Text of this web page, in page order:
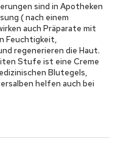
sind in Apotheken
( nach einem
auch Präparate mit
Feuchtigkeit,
regenerieren die Haut.
Stufe ist eine Creme
Blutegels,
helfen auch bei